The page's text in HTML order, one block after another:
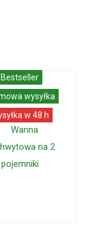
Bestseller
wysyłka
w 48 h